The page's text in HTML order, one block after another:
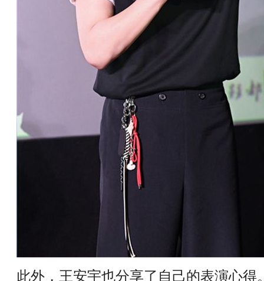
此外，王安宇也分享了自己的表演心得